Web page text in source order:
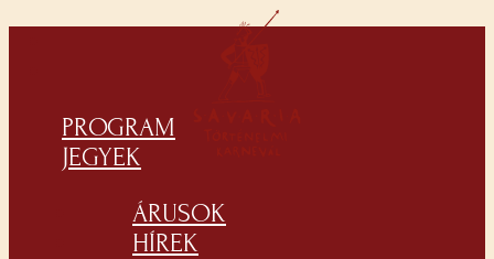
PROGRAM
JEGYEK
ÁRUSOK
HÍREK